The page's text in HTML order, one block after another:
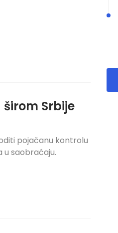
Srbije
pojačanu kontrolu
u saobraćaju.